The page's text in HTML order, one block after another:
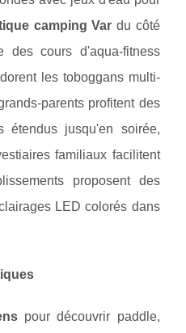
camping Var du côté
des cours d'aqua-fitness
les toboggans multi-
parents profitent des
étendus jusqu'en soirée,
familiaux facilitent
proposent des
LED colorés dans
pour découvrir paddle,